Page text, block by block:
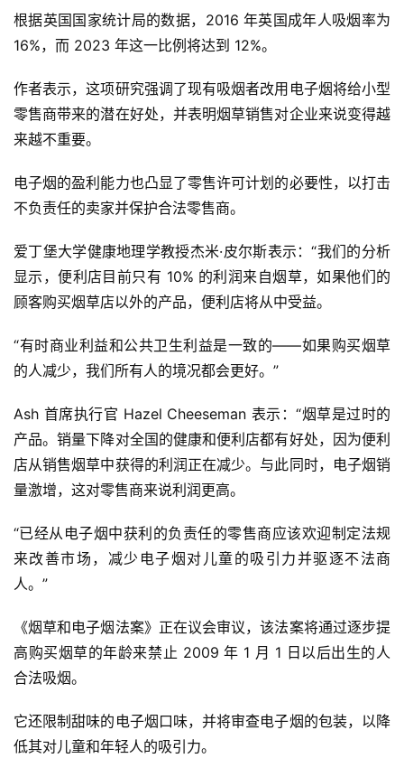
子
烟
根据英国国家统计局的数据，2016 年英国成年人吸烟率为
16%，而 2023 年这一比例将达到 12%。
作者表示，这项研究强调了现有吸烟者改用电子烟将给小型
零售商带来的潜在好处，并表明烟草销售对企业来说变得越
来越不重要。
电子烟的盈利能力也凸显了零售许可计划的必要性，以打击
不负责任的卖家并保护合法零售商。
爱丁堡大学健康地理学教授杰米·皮尔斯表示：“我们的分析
显示，便利店目前只有 10% 的利润来自烟草，如果他们的
顾客购买烟草店以外的产品，便利店将从中受益。
“有时商业利益和公共卫生利益是一致的——如果购买烟草
的人减少，我们所有人的境况都会更好。”
Ash 首席执行官 Hazel Cheeseman 表示：“烟草是过时的
产品。销量下降对全国的健康和便利店都有好处，因为便利
店从销售烟草中获得的利润正在减少。与此同时，电子烟销
量激增，这对零售商来说利润更高。
“已经从电子烟中获利的负责任的零售商应该欢迎制定法规
来改善市场，减少电子烟对儿童的吸引力并驱逐不法商
人。”
《烟草和电子烟法案》正在议会审议，该法案将通过逐步提
高购买烟草的年龄来禁止 2009 年 1 月 1 日以后出生的人
合法吸烟。
它还限制甜味的电子烟口味，并将审查电子烟的包装，以降
低其对儿童和年轻人的吸引力。